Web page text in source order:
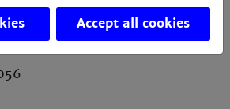
Mannheim
10
Accept all cookies